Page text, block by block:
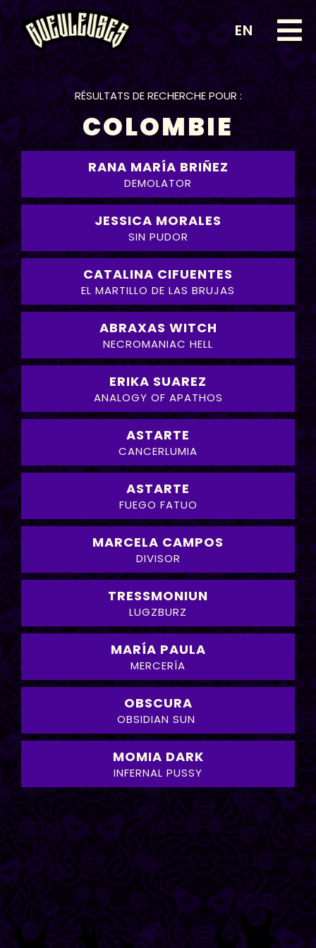
EN
RÉSULTATS DE RECHERCHE POUR :
COLOMBIE
RANA MARÍA BRIÑEZ
DEMOLATOR
JESSICA MORALES
SIN PUDOR
CATALINA CIFUENTES
EL MARTILLO DE LAS BRUJAS
ABRAXAS WITCH
NECROMANIAC HELL
ERIKA SUAREZ
ANALOGY OF APATHOS
ASTARTE
CANCERLUMIA
ASTARTE
FUEGO FATUO
MARCELA CAMPOS
DIVISOR
TRESSMONIUN
LUGZBURZ
MARÍA PAULA
MERCERÍA
OBSCURA
OBSIDIAN SUN
MOMIA DARK
INFERNAL PUSSY